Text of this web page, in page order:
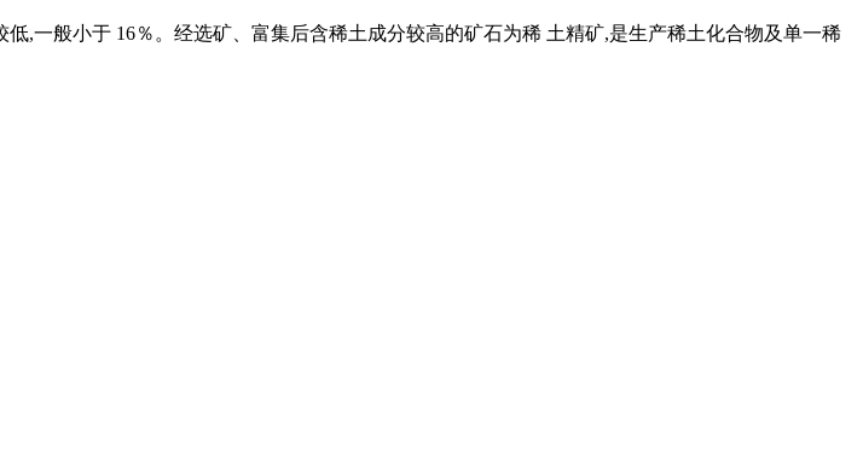
,一般小于 16％。经选矿、富集后含稀土成分较高的矿石为稀 土精矿,是生产稀土化合物及单一稀